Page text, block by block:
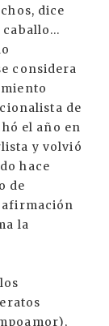
dice
considera
de
el año en
y volvió
hace
de
afirmación
la